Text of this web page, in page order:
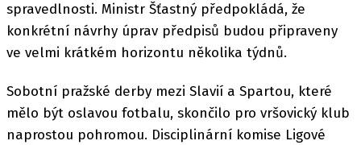
spravedlnosti. Ministr Šťastný předpokládá, že
konkrétní návrhy úprav předpisů budou připraveny
ve velmi krátkém horizontu několika týdnů.
Sobotní pražské derby mezi Slavií a Spartou, které
mělo být oslavou fotbalu, skončilo pro vršovický klub
naprostou pohromou. Disciplinární komise Ligové